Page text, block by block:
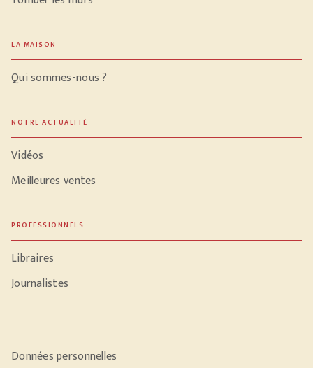
LA MAISON
Qui sommes-nous ?
NOTRE ACTUALITÉ
Vidéos
Meilleures ventes
PROFESSIONNELS
Libraires
Journalistes
Données personnelles